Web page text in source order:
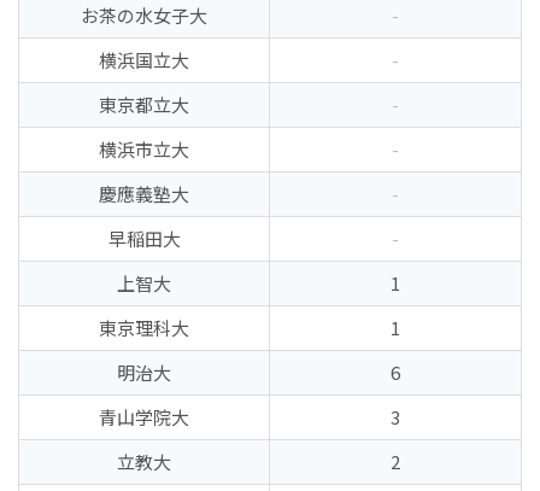
お茶の水女子大
-
横浜国立大
-
東京都立大
-
横浜市立大
-
慶應義塾大
-
早稲田大
-
上智大
1
東京理科大
1
明治大
6
青山学院大
3
立教大
2